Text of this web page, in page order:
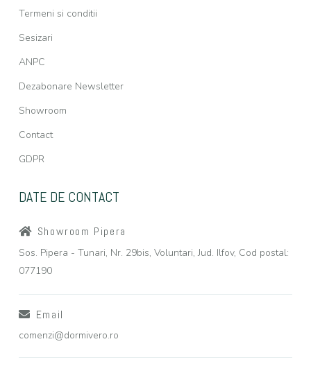
Termeni si conditii
Sesizari
ANPC
Dezabonare Newsletter
Showroom
Contact
GDPR
DATE DE CONTACT
Showroom Pipera
Sos. Pipera - Tunari, Nr. 29bis, Voluntari, Jud. Ilfov, Cod postal:
077190
Email
comenzi@dormivero.ro